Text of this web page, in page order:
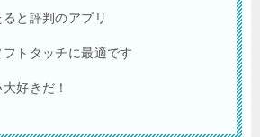
と評判のアプリ
トタッチに最適です
好きだ！